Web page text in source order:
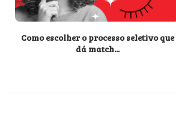
Como escolher o processo seletivo que
dá match...